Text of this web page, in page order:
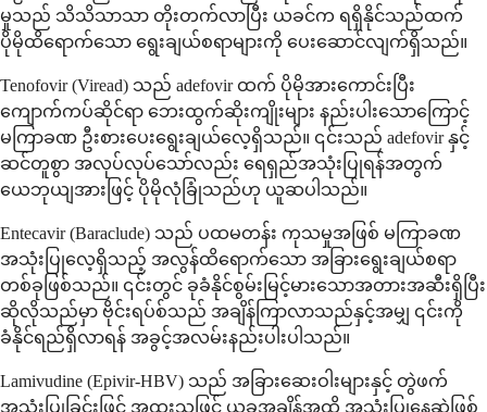
မှုသည် သိသိသာသာ တိုးတက်လာပြီး ယခင်က ရရှိနိုင်သည်ထက်
ပိုမိုထိရောက်သော ရွေးချယ်စရာများကို ပေးဆောင်လျက်ရှိသည်။
Tenofovir (Viread) သည် adefovir ထက် ပိုမိုအားကောင်းပြီး
ကျောက်ကပ်ဆိုင်ရာ ဘေးထွက်ဆိုးကျိုးများ နည်းပါးသောကြောင့်
မကြာခဏ ဦးစားပေးရွေးချယ်လေ့ရှိသည်။ ၎င်းသည် adefovir နှင့်
ဆင်တူစွာ အလုပ်လုပ်သော်လည်း ရေရှည်အသုံးပြုရန်အတွက်
ယေဘုယျအားဖြင့် ပိုမိုလုံခြုံသည်ဟု ယူဆပါသည်။
Entecavir (Baraclude) သည် ပထမတန်း ကုသမှုအဖြစ် မကြာခဏ
အသုံးပြုလေ့ရှိသည့် အလွန်ထိရောက်သော အခြားရွေးချယ်စရာ
တစ်ခုဖြစ်သည်။ ၎င်းတွင် ခုခံနိုင်စွမ်းမြင့်မားသောအတားအဆီးရှိပြီး
ဆိုလိုသည်မှာ ဗိုင်းရပ်စ်သည် အချိန်ကြာလာသည်နှင့်အမျှ ၎င်းကို
ခံနိုင်ရည်ရှိလာရန် အခွင့်အလမ်းနည်းပါးပါသည်။
Lamivudine (Epivir-HBV) သည် အခြားဆေးဝါးများနှင့် တွဲဖက်
အသုံးပြုခြင်းဖြင့် အထူးသဖြင့် ယခုအချိန်အထိ အသုံးပြုနေဆဲဖြစ်